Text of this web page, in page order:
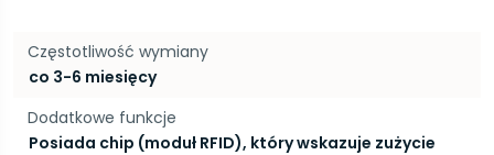
Częstotliwość wymiany
co 3-6 miesięcy
Dodatkowe funkcje
Posiada chip (moduł RFID), który wskazuje zużycie